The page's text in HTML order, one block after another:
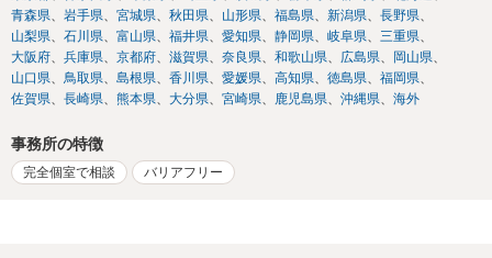
青森県
岩手県 宮城県 秋田県 山形県 福島県 新潟県
長野県
山梨県
石川県 富山県 福井県 愛知県 静岡県 岐阜県
三重県
大阪府
兵庫県 京都府 滋賀県 奈良県 和歌山県 広島県
岡山県
山口県
鳥取県 島根県 香川県 愛媛県 高知県 徳島県
福岡県
佐賀県
長崎県 熊本県 大分県 宮崎県 鹿児島県 沖縄県 海外
事務所の特徴
完全個室で相談 バリアフリー